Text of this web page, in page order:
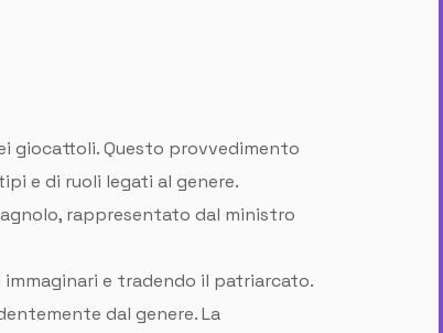
giocattoli. Questo provvedimento
e di ruoli legati al genere.
rappresentato dal ministro
e tradendo il patriarcato.
dal genere. La